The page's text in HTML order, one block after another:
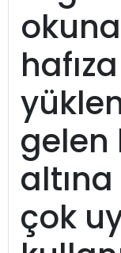
gelen
çok